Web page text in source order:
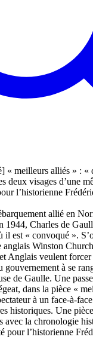
allié en
1944, Charles de
il est « convoqué ».
anglais Winston
Anglais veulent
gouvernement à se
de Gaulle. Une
dans la pièce «
à un face-à-
historiques. Une
avec la chronologie
pour l’historienne